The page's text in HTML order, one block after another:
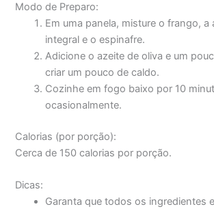
Modo de Preparo:
Em uma panela, misture o frango, a
integral e o espinafre.
Adicione o azeite de oliva e um
criar um pouco de caldo.
Cozinhe em fogo baixo por 10
ocasionalmente.
Calorias (por porção):
Cerca de 150 calorias por porção.
Dicas:
Garanta que todos os ingredientes